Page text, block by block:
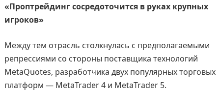
«Проптрейдинг сосредоточится в руках крупных
игроков»
Между тем отрасль столкнулась с предполагаемыми
репрессиями со стороны поставщика технологий
MetaQuotes, разработчика двух популярных торговых
платформ — MetaTrader 4 и MetaTrader 5.